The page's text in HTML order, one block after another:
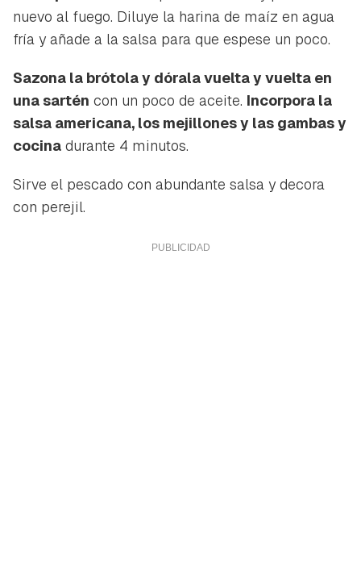
nuevo al fuego. Diluye la harina de maíz en agua
fría y añade a la salsa para que espese un poco.
Sazona la brótola y dórala vuelta y vuelta en
una sartén con un poco de aceite. Incorpora la
salsa americana, los mejillones y las gambas y
cocina durante 4 minutos.
Sirve el pescado con abundante salsa y decora
con perejil.